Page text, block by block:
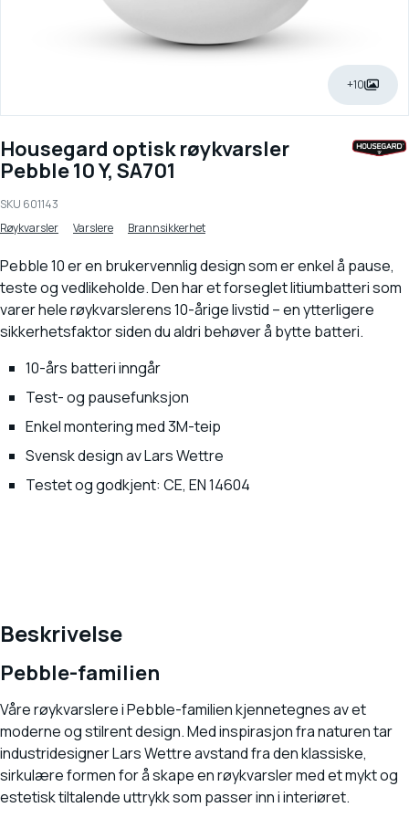
+10
Housegard optisk røykvarsler
Pebble 10 Y, SA701
SKU 601143
Røykvarsler
Varslere Brannsikkerhet
Pebble 10 er en brukervennlig design som er enkel å pause,
teste og vedlikeholde. Den har et forseglet litiumbatteri som
varer hele røykvarslerens 10-årige livstid – en ytterligere
sikkerhetsfaktor siden du aldri behøver å bytte batteri.
10-års batteri inngår
Test- og pausefunksjon
Enkel montering med 3M-teip
Svensk design av Lars Wettre
Testet og godkjent: CE, EN 14604
Beskrivelse
Pebble-familien
Våre røykvarslere i Pebble-familien kjennetegnes av et
moderne og stilrent design. Med inspirasjon fra naturen tar
industridesigner Lars Wettre avstand fra den klassiske,
sirkulære formen for å skape en røykvarsler med et mykt og
estetisk tiltalende uttrykk som passer inn i interiøret.